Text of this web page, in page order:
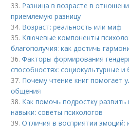
33. Разница в возрасте в
приемлемую разницу
34. Возраст: реальность или миф
35. Ключевые компоненты
благополучия: как достичь
36.Факторы формирования
способностях: социокультурные и
37. Почему чтение книг помогает
общения
38. Как помочь подростку
навыки: советы психологов
39.Отличия в восприятии эмоций: